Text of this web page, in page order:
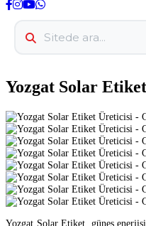
Yozgat Solar
Yozgat Solar Etiket, güneş